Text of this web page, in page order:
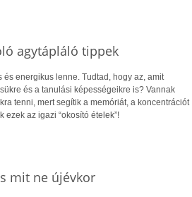
agytápláló tippek
energikus lenne. Tudtad, hogy az, amit
és a tanulási képességeikre is? Vannak
tenni, mert segítik a memóriát, a koncentrációt
az igazi “okosító ételek”!
mit ne újévkor